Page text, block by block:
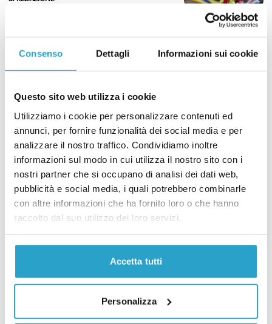
Consenso Dettagli Informazioni sui cookie
Questo sito web utilizza i cookie
Utilizziamo i cookie per personalizzare contenuti ed
annunci, per fornire funzionalità dei social media e per
analizzare il nostro traffico. Condividiamo inoltre
informazioni sul modo in cui utilizza il nostro sito con i
nostri partner che si occupano di analisi dei dati web,
pubblicità e social media, i quali potrebbero combinarle
con altre informazioni che ha fornito loro o che hanno
raccolto dal suo utilizzo dei loro servizi.
Accetta tutti
Personalizza
pensioni, bebè e asili nido
Salvini contro Renzi, il fact-checking: pensioni, bebè e asili nido
Quanto si potrebbe ricavare
dall’abolizione di Quota 100?
Quanto si potrebbe ricavare dall’abolizione di Quota 100?
FACT-CHECKING
Salvini a Otto e mezzo: il fact-
checking in 10 dichiarazioni
CARICA ALTRI ARTICOLI